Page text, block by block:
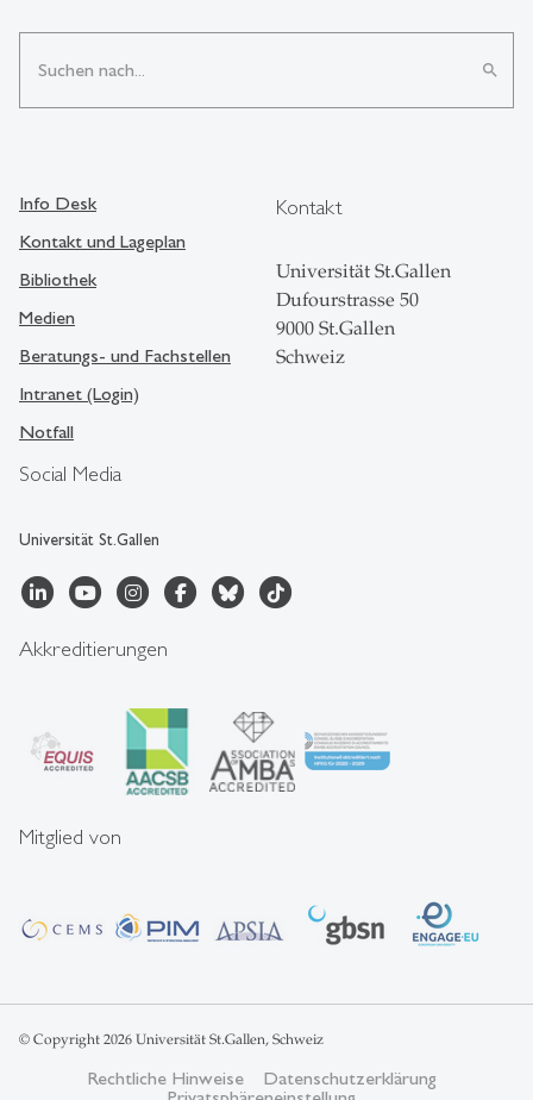
search
Social Media
Universität St.Gallen
Info Desk
Kontakt und Lageplan
Bibliothek
Medien
Beratungs- und Fachstellen
Intranet (Login)
Notfall
Kontakt
Universität St.Gallen
Dufourstrasse 50
9000 St.Gallen
Schweiz
Akkreditierungen
Mitglied von
© Copyright 2026 Universität St.Gallen, Schweiz
Rechtliche Hinweise
Datenschutzerklärung